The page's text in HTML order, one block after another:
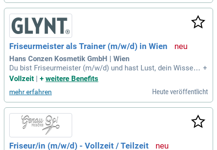
Friseurmeister als Trainer (m/w/d) in Wien
Hans Conzen Kosmetik GmbH | Wien
Du bist Friseurmeister (m/w/d) und hast Lust, dein Wissen
weiterzugeben, statt jeden Tag nur im Salon zu arbeiten? Du
ann haben wir genau den richtigen Job für dich.
+
Vollzeit
+ weitere Benefits
mehr erfahren Heute veröffentlicht
Friseur/in (m/w/d) - Vollzeit / Teilzeit